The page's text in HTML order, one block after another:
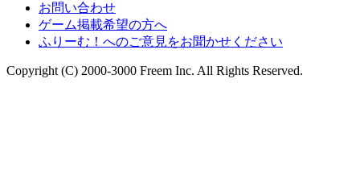
お問い合わせ
ゲーム掲載希望の方へ
ふりーむ！へのご意見をお聞かせください
Copyright (C) 2000-3000 Freem Inc. All Rights Reserved.